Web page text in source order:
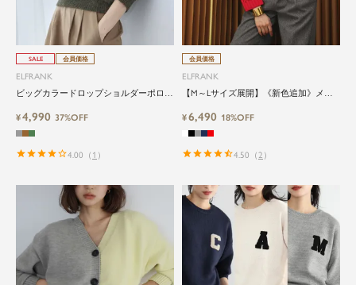
SALE 会員価格
ELFRANK
ビッグカラードロップショルダーポロニ
¥4,990 37%OFF
4.00 （ 1 ）
会員価格
ELFRANK
【M～Lサイズ展開】《新色追加》メッ
¥6,490 18%OFF
4.50 （2 ）